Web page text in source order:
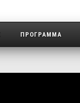
ΠΡΟΓΡΑΜΜΑ